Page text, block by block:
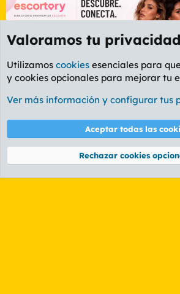
Etiquetas
Cookies
PL OLDSTYLE AMARILLO
Términos y reglas Política
Community platform by XenForo® © 2010-2026
Valoramos tu privacidad
Utilizamos cookies esenciales para
y cookies opcionales para mejorar tu
Ver más información y configurar tus
Aceptar todas las
Rechazar cookies